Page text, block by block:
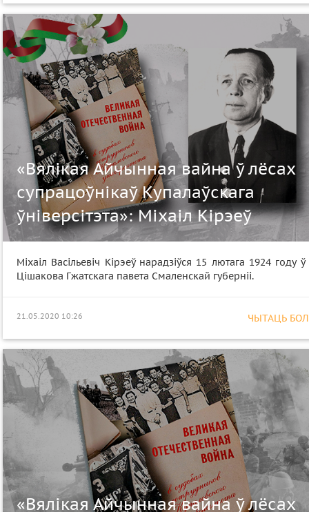
«Вялікая Айчынная вайна ў лёсах
супрацоўнікаў Купалаўскага
ўніверсітэта»: Міхаіл Кірэеў
Міхаіл Васільевіч Кірэеў нарадзіўся 15 лютага 1924 году ў
Цішакова Гжатскага павета Смаленскай губерніі.
ЧЫТАЦЬ
21.05.2020 10:26
«Вялікая Айчынная вайна ў лёсах